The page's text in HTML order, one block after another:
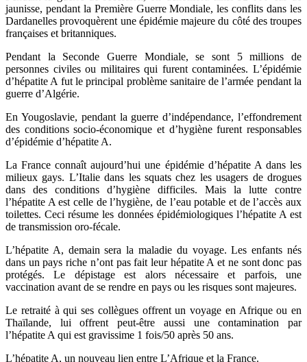
jaunisse, pendant la Première Guerre Mondiale, les conflits dans les
Dardanelles provoquèrent une épidémie majeure du côté des troupes
françaises et britanniques.
Pendant la Seconde Guerre Mondiale, se sont 5 millions de
personnes civiles ou militaires qui furent contaminées. L’épidémie
d’hépatite A fut le principal problème sanitaire de l’armée pendant la
guerre d’Algérie.
En Yougoslavie, pendant la guerre d’indépendance, l’effondrement
des conditions socio-économique et d’hygiène furent responsables
d’épidémie d’hépatite A.
La France connaît aujourd’hui une épidémie d’hépatite A dans les
milieux gays. L’Italie dans les squats chez les usagers de drogues
dans des conditions d’hygiène difficiles. Mais la lutte contre
l’hépatite A est celle de l’hygiène, de l’eau potable et de l’accès aux
toilettes. Ceci résume les données épidémiologiques l’hépatite A est
de transmission oro-fécale.
L’hépatite A, demain sera la maladie du voyage. Les enfants nés
dans un pays riche n’ont pas fait leur hépatite A et ne sont donc pas
protégés. Le dépistage est alors nécessaire et parfois, une
vaccination avant de se rendre en pays ou les risques sont majeures.
Le retraité à qui ses collègues offrent un voyage en Afrique ou en
Thaïlande, lui offrent peut-être aussi une contamination par
l’hépatite A qui est gravissime 1 fois/50 après 50 ans.
L’hépatite A, un nouveau lien entre L’Afrique et la France.